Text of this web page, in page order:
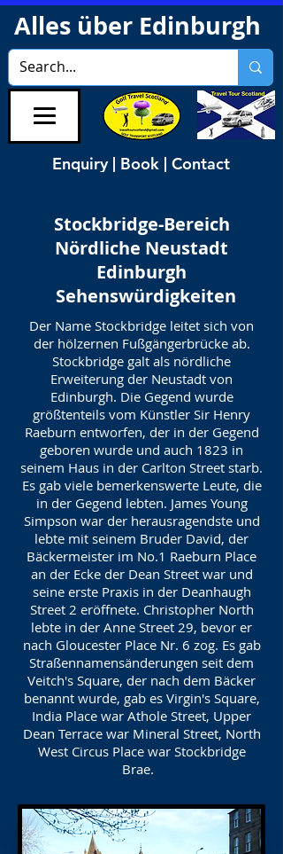
Alles über Edinburgh
Enquiry | Book | Contact
Stockbridge-Bereich
Nördliche Neustadt
Edinburgh
Sehenswürdigkeiten
Der Name Stockbridge leitet sich von
der hölzernen Fußgängerbrücke ab.
Stockbridge galt als nördliche
Erweiterung der Neustadt von
Edinburgh. Die Gegend wurde
größtenteils vom Künstler Sir Henry
Raeburn entworfen, der in der Gegend
geboren wurde und auch 1823 in
seinem Haus in der Carlton Street starb.
Es gab viele bemerkenswerte Leute, die
in der Gegend lebten. James Young
Simpson war der herausragendste und
lebte mit seinem Bruder David, der
Bäckermeister im No.1 Raeburn Place
an der Ecke der Dean Street war und
seine erste Praxis in der Deanhaugh
Street 2 eröffnete. Christopher North
lebte in der Anne Street 29, bevor er
nach Gloucester Place Nr. 6 zog. Es gab
Straßennamensänderungen seit dem
Veitch's Square, der nach dem Bäcker
benannt wurde, gab es Virgin's Square,
India Place war Athole Street, Upper
Dean Terrace war Mineral Street, North
West Circus Place war Stockbridge
Brae.